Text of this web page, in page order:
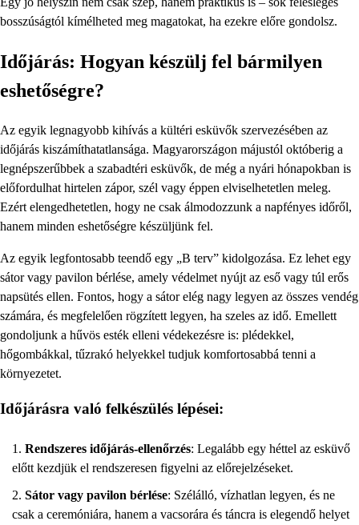
bosszúságtól kímélheted meg magatokat, ha ezekre előre gondolsz.
Időjárás: Hogyan készülj fel bármilyen
eshetőségre?
Az egyik legnagyobb kihívás a kültéri esküvők szervezésében az
időjárás kiszámíthatatlansága. Magyarországon májustól októberig a
legnépszerűbbek a szabadtéri esküvők, de még a nyári hónapokban is
előfordulhat hirtelen zápor, szél vagy éppen elviselhetetlen meleg.
Ezért elengedhetetlen, hogy ne csak álmodozzunk a napfényes időről,
hanem minden eshetőségre készüljünk fel.
Az egyik legfontosabb teendő egy „B terv” kidolgozása. Ez lehet egy
sátor vagy pavilon bérlése, amely védelmet nyújt az eső vagy túl erős
napsütés ellen. Fontos, hogy a sátor elég nagy legyen az összes vendég
számára, és megfelelően rögzített legyen, ha szeles az idő. Emellett
gondoljunk a hűvös esték elleni védekezésre is: plédekkel,
hőgombákkal, tűzrakó helyekkel tudjuk komfortosabbá tenni a
környezetet.
Időjárásra való felkészülés lépései:
Rendszeres időjárás-ellenőrzés: Legalább egy héttel az esküvő
előtt kezdjük el rendszeresen figyelni az előrejelzéseket.
Sátor vagy pavilon bérlése: Szélálló, vízhatlan legyen, és ne
csak a ceremóniára, hanem a vacsorára és táncra is elegendő helyet